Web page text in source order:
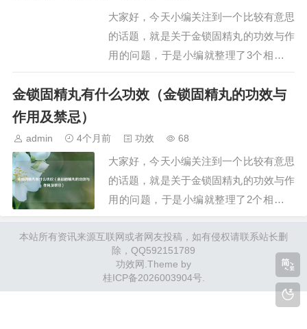
效，可缓解神疲乏…
大家好，今天小编关注到一个比较有意思
的话题，就是关于金锁固精丸的功效与作
用的问题，于是小编就整理了3个相关介
绍金锁固精丸的功效与作用的解答，让我
们一起看看吧。文章目录：金锁固精丸的
时服用吗金锁固精丸的功效与副作用一、
补肾涩精、…
金锁固精丸有什么功效（金锁固精丸的功效与
作用及禁忌）
admin 4个月前 功效 68
大家好，今天小编关注到一个比较有意思
的话题，就是关于金锁固精丸的功效与作
用的问题，于是小编就整理了2个相关介
们一起看看吧。文章目录：金锁固精丸有
什么功效金锁固精丸的功效与作用及禁忌
一、金锁固精丸有什么功效金锁固精丸具
有固精止遗、补肾涩精、提高免疫力的功
本站所有资讯来源互联网或者网友投稿，如有侵权请联系站长删
除，QQ592151789
功效网 .Theme by
桂ICP备2026003904号.